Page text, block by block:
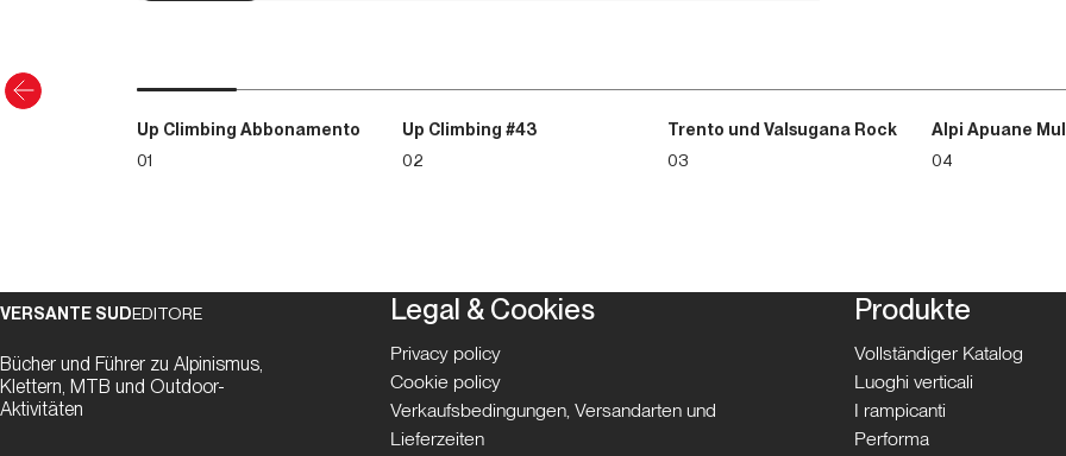
Up Climbing Abbonamento
01
Up Climbing #43
02
Trento und Valsugana Rock
03
Alpi Apuane
04
VERSANTE SUDEDITORE
Bücher und Führer zu Alpinismus,
Klettern, MTB und Outdoor-
Aktivitäten
Legal & Cookies
Privacy policy
Cookie policy
Verkaufsbedingungen, Versandarten und
Lieferzeiten
Produkte
Vollständiger Katalog
Luoghi verticali
I rampicanti
Performa